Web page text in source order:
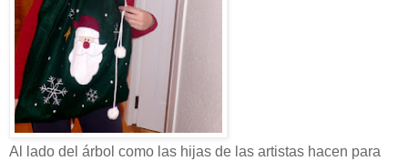
Al lado del árbol como las hijas de las artistas hacen para